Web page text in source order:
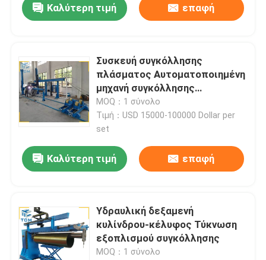
Καλύτερη τιμή επαφή
Συσκευή συγκόλλησης
πλάσματος Αυτοματοποιημένη
μηχανή συγκόλλησης
δεξαμενών
MOQ：1 σύνολο
Τιμή：USD 15000-100000 Dollar per
set
Καλύτερη τιμή επαφή
Υδραυλική δεξαμενή
κυλίνδρου-κέλυφος Τύκνωση
εξοπλισμού συγκόλλησης
MOQ：1 σύνολο